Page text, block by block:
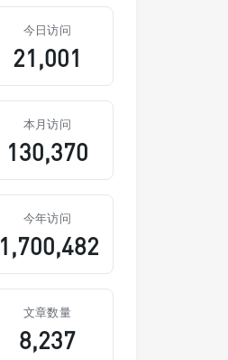
今日访问
21,001
本月访问
130,370
今年访问
1,700,482
文章数量
8,237